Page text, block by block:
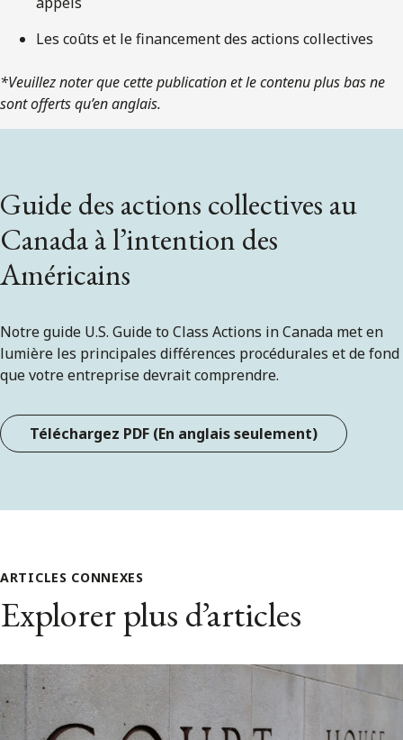
Les coûts et le financement des actions collectives
*Veuillez noter que cette publication et le contenu plus bas ne
sont offerts qu’en anglais.
Guide des actions collectives au
Canada à l’intention des
Américains
Notre guide U.S. Guide to Class Actions in Canada met en
lumière les principales différences procédurales et de fond
que votre entreprise devrait comprendre.
Téléchargez PDF (En anglais seulement)
ARTICLES CONNEXES
Explorer plus d’articles